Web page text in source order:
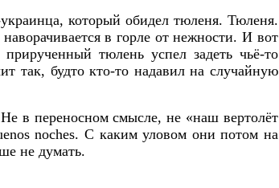
который обидел тюленя. Тюленя.
в горле от нежности. И вот
тюлень успел задеть чьё-то
так, будто кто-то надавил на случайную
в переносном смысле, не «наш вертолёт
noches. С каким уловом они потом на
не думать.